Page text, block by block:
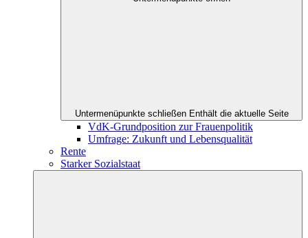
Untermenüpunkte schließen Enthält die aktuelle Seite
VdK-Grundposition zur Frauenpolitik
Umfrage: Zukunft und Lebensqualität
Rente
Starker Sozialstaat